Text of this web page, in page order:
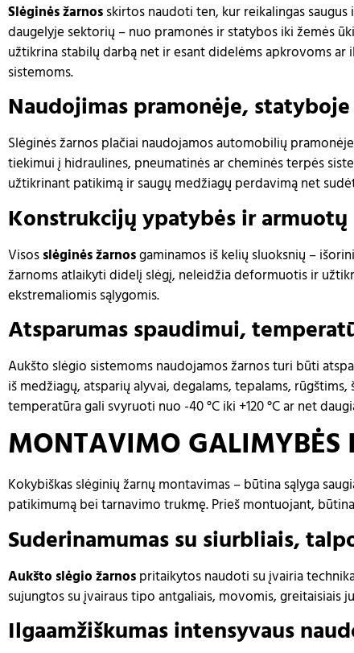
Slėginės žarnosskirtos naudoti ten, kur reikalingas
daugelyje sektorių – nuo pramonės ir statybos iki žemės
užtikrina stabilų darbą net ir esant didelėms apkrovoms
sistemoms.
Naudojimas pramonėje,
Slėginės žarnos plačiai naudojamos automobilių
tiekimui į hidraulines, pneumatinės ar cheminės terpės
užtikrinant patikimą ir saugų medžiagų perdavimą net
Konstrukcijų ypatybės ir
Visosslėginės žarnosgaminamos iš kelių sluoksnių –
žarnoms atlaikyti didelį slėgį, neleidžia deformuotis ir
ekstremaliomis sąlygomis.
Atsparumas spaudimui,
Aukšto slėgio sistemoms naudojamos žarnos turi būti
iš medžiagų, atsparių alyvai, degalams, tepalams,
temperatūra gali svyruoti nuo -40 °C iki +120 °C ar net
MONTAVIMO GALIMYBĖS
Kokybiškas slėginių žarnų montavimas – būtina sąlyga
patikimumą bei tarnavimo trukmę. Prieš montuojant,
Suderinamumas su siurbliais,
Aukšto slėgio žarnospritaikytos naudoti su įvairia
sujungtos su įvairaus tipo antgaliais, movomis,
Ilgaamžiškumas intensyvaus